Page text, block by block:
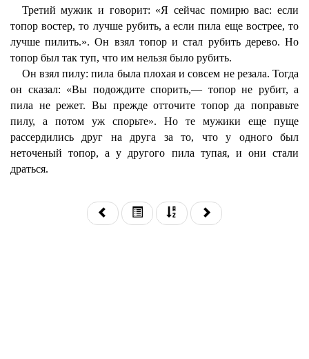
Третий мужик и говорит: «Я сейчас помирю вас: если
топор востер, то лучше рубить, а если пила еще вострее, то
лучше пилить.». Он взял топор и стал рубить дерево. Но
топор был так туп, что им нельзя было рубить.
Он взял пилу: пила была плохая и совсем не резала. Тогда
он сказал: «Вы подождите спорить,— топор не рубит, а
пила не режет. Вы прежде отточите топор да поправьте
пилу, а потом уж спорьте». Но те мужики еще пуще
рассердились друг на друга за то, что у одного был
неточеный топор, а у другого пила тупая, и они стали
драться.